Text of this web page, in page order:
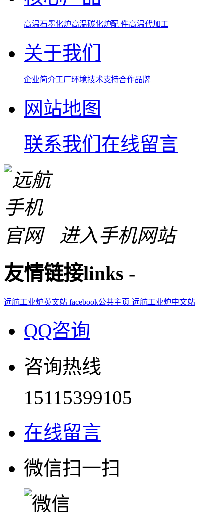
高温石墨化炉高温碳化炉配 件高温代加工
关于我们
企业简介工厂环境技术支持合作品牌
网站地图
联系我们 在线留言
进入手机网站
友情链接links -
远航工业炉英文站 facebook公共主页 远航工业炉中文站
QQ咨询
咨询热线
15115399105
在线留言
微信扫一扫